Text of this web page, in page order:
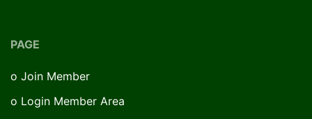
PAGE
o Join Member
o Login Member Area